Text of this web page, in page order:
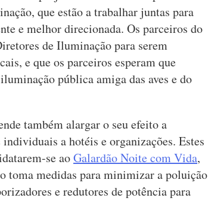
que estão a trabalhar juntas para
e melhor direcionada. Os parceiros do
de Iluminação para serem
e que os parceiros esperam que
pública amiga das aves e do
também alargar o seu efeito a
a hotéis e organizações. Estes
se aoGalardão Noite com Vida,
toma medidas para minimizar a poluição
e redutores de potência para